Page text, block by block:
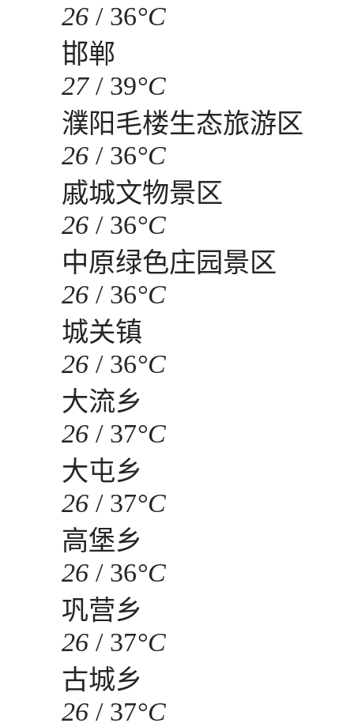
26 /36°C
邯郸
27 /39°C
濮阳毛楼生态旅游区
26 /36°C
戚城文物景区
26 /36°C
中原绿色庄园景区
26 /36°C
城关镇
26 /36°C
大流乡
26 /37°C
大屯乡
26 /37°C
高堡乡
26 /36°C
巩营乡
26 /37°C
古城乡
26 /37°C